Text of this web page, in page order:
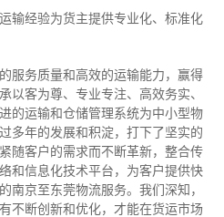
输经验为货主提供专业化、标准化
服务质量和高效的运输能力，赢得
以客为尊、专业专注、高效务实、
的运输和仓储管理系统为中小型物
多年的发展和积淀，打下了坚实的
随客户的需求而不断革新，整合传
和信息化技术平台，为客户提供快
南京至东莞物流服务。 我们深知，
不断创新和优化，才能在货运市场